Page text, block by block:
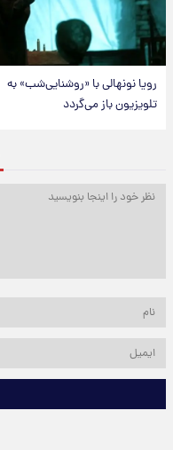
رویا نونهالی با «روشنایی‌شب» به
تلویزیون باز می‌گردد